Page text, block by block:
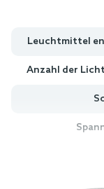
Leuchtmittel
Anzahl der